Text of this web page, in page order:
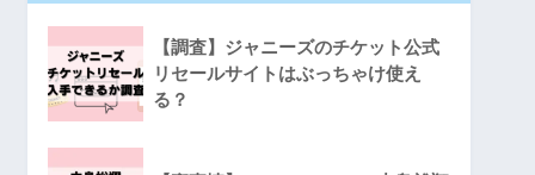
【調査】ジャニーズのチケット公式
リセールサイトはぶっちゃけ使え
る？